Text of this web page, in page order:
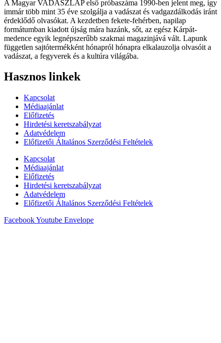
A Magyar VADÁSZLAP első próbaszáma 1990-ben jelent meg, így
immár több mint 35 éve szolgálja a vadászat és vadgazdálkodás iránt
érdeklődő olvasókat. A kezdetben fekete-fehérben, napilap
formátumban kiadott újság mára hazánk, sőt, az egész Kárpát-
medence egyik legnépszerűbb szakmai magazinjává vált. Lapunk
független sajtótermékként hónapról hónapra elkalauzolja olvasóit a
vadászat, a fegyverek és a kultúra világába.
Hasznos linkek
Kapcsolat
Médiaajánlat
Előfizetés
Hirdetési keretszabályzat
Adatvédelem
Előfizetői Általános Szerződési Feltételek
Kapcsolat
Médiaajánlat
Előfizetés
Hirdetési keretszabályzat
Adatvédelem
Előfizetői Általános Szerződési Feltételek
FacebookYoutube Envelope